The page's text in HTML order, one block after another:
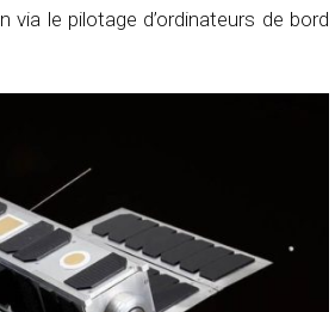
via le pilotage d’ordinateurs de bord